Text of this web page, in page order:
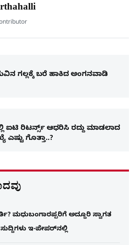
ಗಲ್ಲಕ್ಕೆ ಬರೆ ಹಾಕಿದ ಅಂಗನವಾಡಿ
ಐಟಿ ರಿಟರ್ನ್ಸ್‌ ಆಧರಿಸಿ ರದ್ದು ಮಾಡಲಾದ
ಗೊತ್ತಾ..?
ಮಧುಬಂಗಾರಪ್ಪರಿಗೆ ಅದ್ದೂರಿ ಸ್ವಾಗತ
ಇ-ಪೇಪರ್​ನಲ್ಲಿ